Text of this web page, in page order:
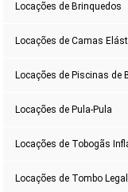
Locações de Brinquedos
Locações de Camas
Locações de Piscinas de
Locações de Pula-Pula
Locações de Tobogãs
Locações de Tombo Legal